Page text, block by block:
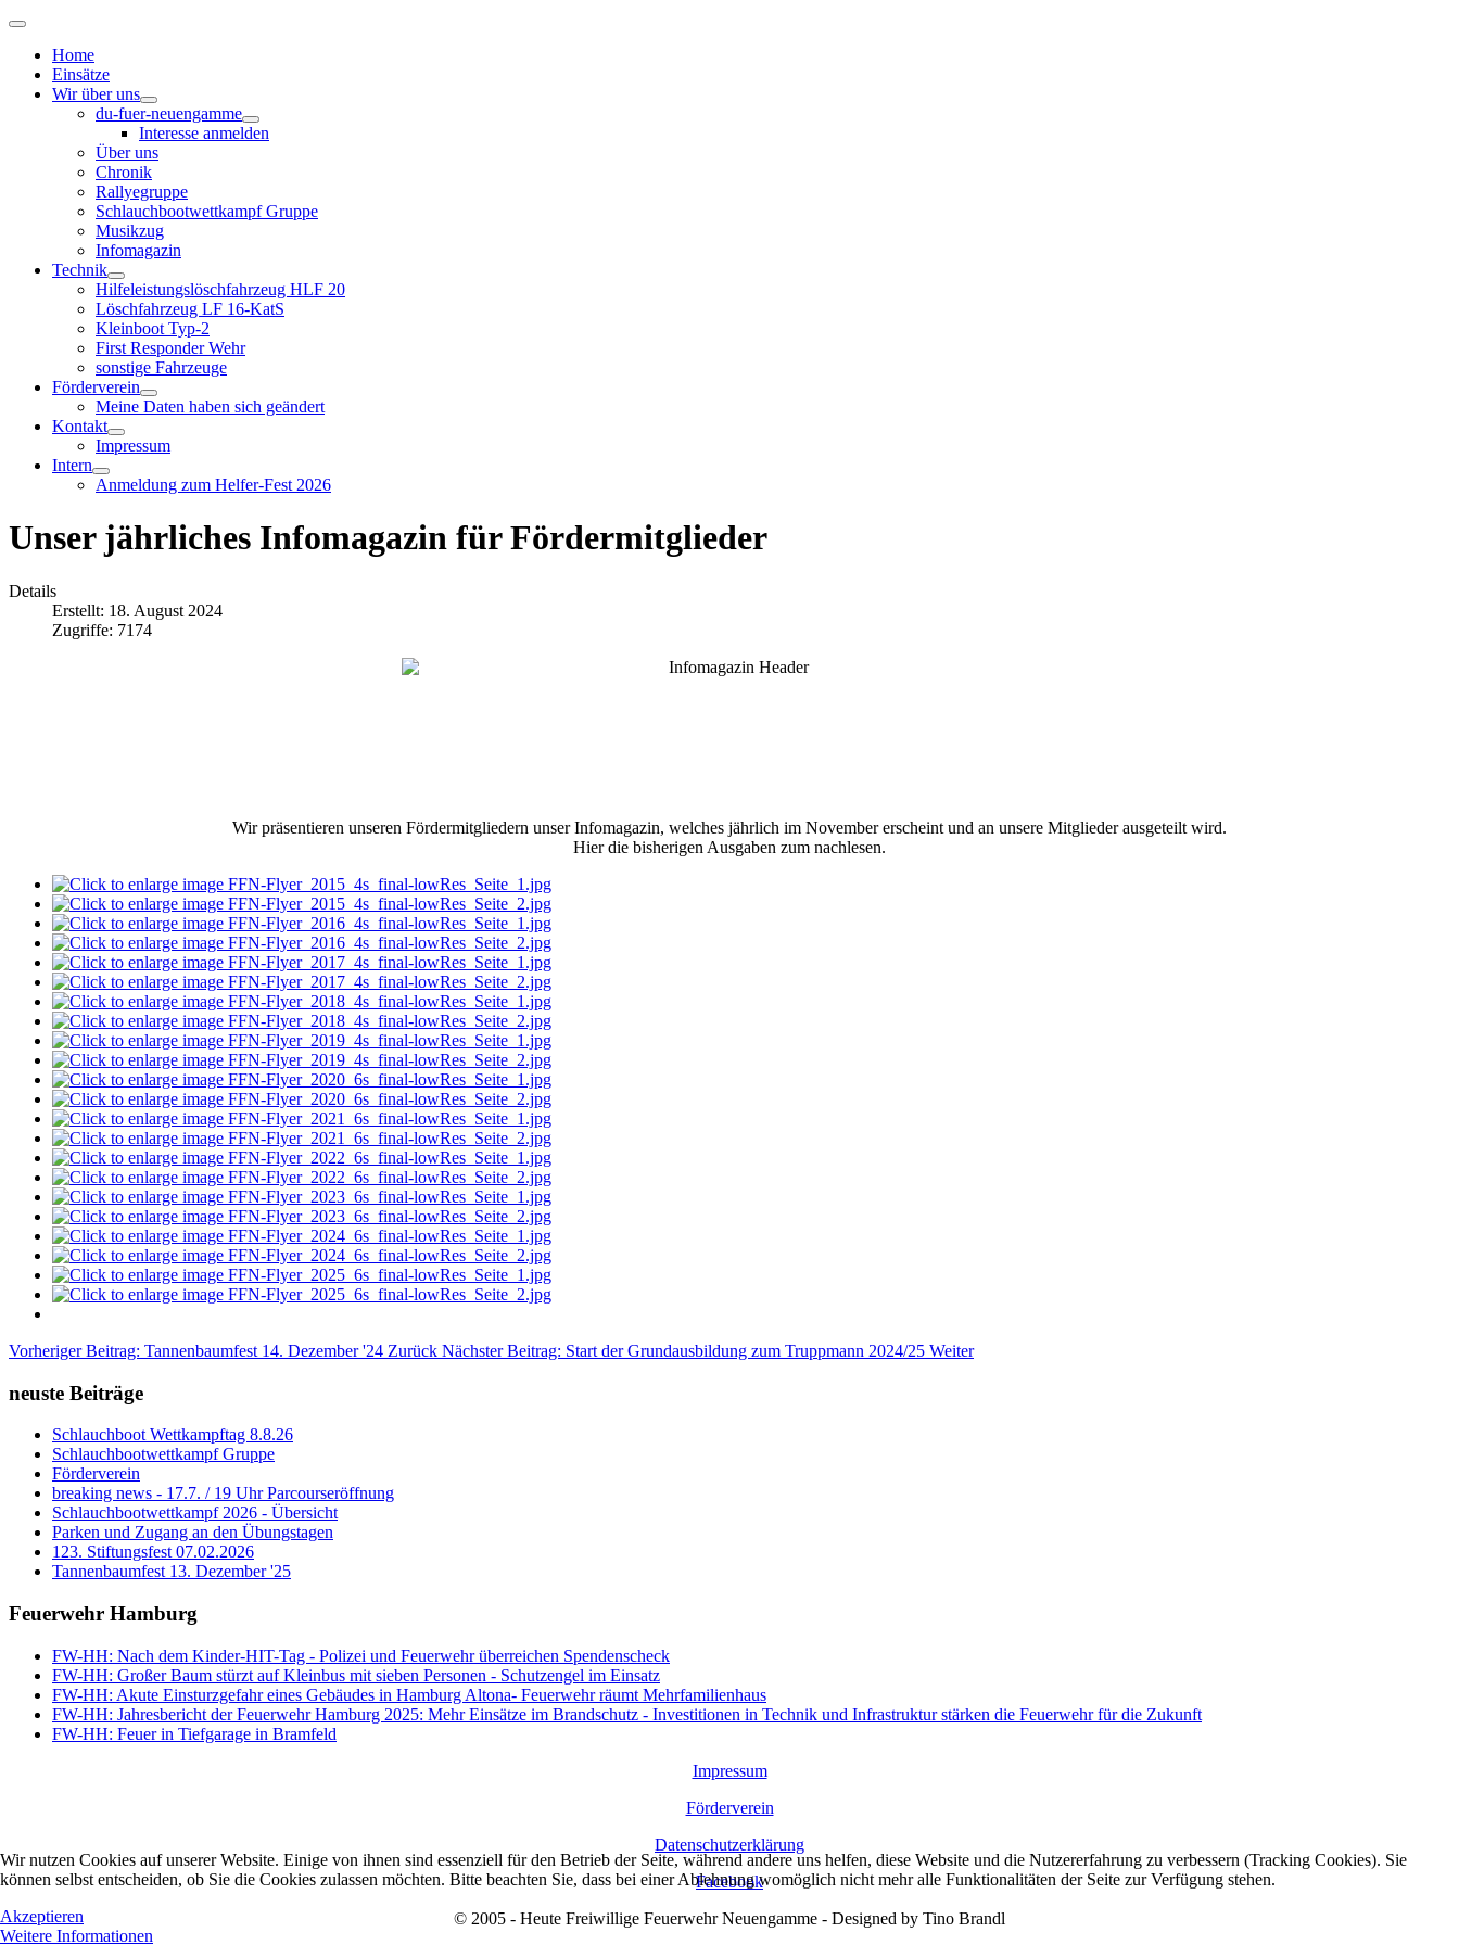
Home
Einsätze
Wir über uns
du-fuer-neuengamme
Interesse anmelden
Über uns
Chronik
Rallyegruppe
Schlauchbootwettkampf Gruppe
Musikzug
Infomagazin
Technik
Hilfeleistungslöschfahrzeug HLF 20
Löschfahrzeug LF 16-KatS
Kleinboot Typ-2
First Responder Wehr
sonstige Fahrzeuge
Förderverein
Meine Daten haben sich geändert
Kontakt
Impressum
Intern
Anmeldung zum Helfer-Fest 2026
Unser jährliches Infomagazin für Fördermitglieder
Details
Erstellt: 18. August 2024
Zugriffe: 7174
Wir präsentieren unseren Fördermitgliedern unser Infomagazin, welches jährlich im November erscheint und an unsere Mitglieder ausgeteilt wird.
Hier die bisherigen Ausgaben zum nachlesen.
Vorheriger Beitrag: Tannenbaumfest 14. Dezember '24 Zurück Nächster Beitrag: Start der Grundausbildung zum Truppmann 2024/25 Weiter
neuste Beiträge
Schlauchboot Wettkampftag 8.8.26
Schlauchbootwettkampf Gruppe
Förderverein
breaking news - 17.7. / 19 Uhr Parcourseröffnung
Schlauchbootwettkampf 2026 - Übersicht
Parken und Zugang an den Übungstagen
123. Stiftungsfest 07.02.2026
Tannenbaumfest 13. Dezember '25
Feuerwehr Hamburg
FW-HH: Nach dem Kinder-HIT-Tag - Polizei und Feuerwehr überreichen Spendenscheck
FW-HH: Großer Baum stürzt auf Kleinbus mit sieben Personen - Schutzengel im Einsatz
FW-HH: Akute Einsturzgefahr eines Gebäudes in Hamburg Altona- Feuerwehr räumt Mehrfamilienhaus
FW-HH: Jahresbericht der Feuerwehr Hamburg 2025: Mehr Einsätze im Brandschutz - Investitionen in Technik und Infrastruktur stärken die Feuerwehr für die Zukunft
FW-HH: Feuer in Tiefgarage in Bramfeld
Impressum
Förderverein
Datenschutzerklärung
Facebook
© 2005 - Heute Freiwillige Feuerwehr Neuengamme - Designed by Tino Brandl
Wir nutzen Cookies auf unserer Website. Einige von ihnen sind essenziell für den Betrieb der Seite, während andere uns helfen, diese Website und die Nutzererfahrung zu verbessern (Tracking Cookies). Sie
können selbst entscheiden, ob Sie die Cookies zulassen möchten. Bitte beachten Sie, dass bei einer Ablehnung womöglich nicht mehr alle Funktionalitäten der Seite zur Verfügung stehen.
Akzeptieren
Weitere Informationen